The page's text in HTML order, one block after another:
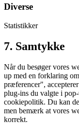
service
recaptcha
Diverse
Statistikker
Consent
to
diverse
7. Samtykke
Når du besøger vores
up med en forklaring
præferencer",
plug-ins du valgte i
cookiepolitik. Du kan
men bemærk at vores
korrekt.